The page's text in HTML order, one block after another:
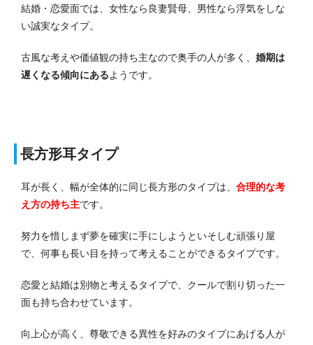
結婚・恋愛面では、女性なら良妻賢母、男性なら浮気をしな
い誠実なタイプ。
古風な考えや価値観の持ち主なので奥手の人が多く、 婚期は
遅くなる傾向にあるようです。
長方形耳タイプ
耳が長く、幅が全体的に同じ長方形のタイプは、 合理的な考
え方の持ち主です。
努力を惜しまず夢を確実に手にしようといそしむ頑張り屋
で、何事も長い目を持って考えることができるタイプです。
恋愛と結婚は別物と考えるタイプで、クールで割り切った一
面も持ち合わせています。
向上心が高く、尊敬できる異性を好みのタイプにあげる人が